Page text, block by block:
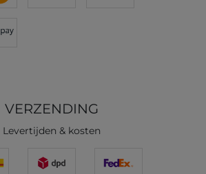
VERZENDING
Levertijden & kosten